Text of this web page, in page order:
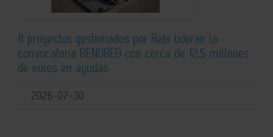
8 proyectos gestionados por Rebi lideran la
convocatoria RENORED con cerca de 12,5 millones
de euros en ayudas
2026-07-30